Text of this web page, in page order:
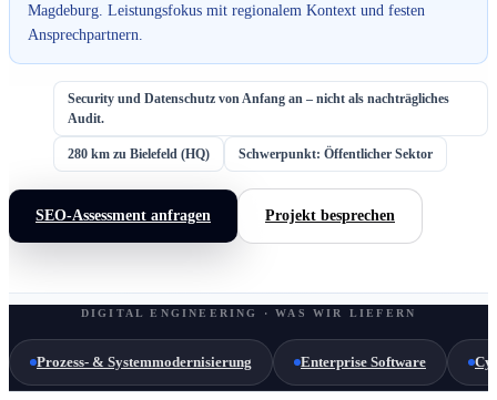
Magdeburg. Leistungsfokus mit regionalem Kontext und festen
Ansprechpartnern.
Security und Datenschutz von Anfang an – nicht als nachträgliches
Audit.
280 km zu Bielefeld (HQ) Schwerpunkt: Öffentlicher Sektor
SEO-Assessment anfragen Projekt besprechen
DIGITAL ENGINEERING · WAS WIR LIEFERN
Prozess- & Systemmodernisierung Enterprise Software